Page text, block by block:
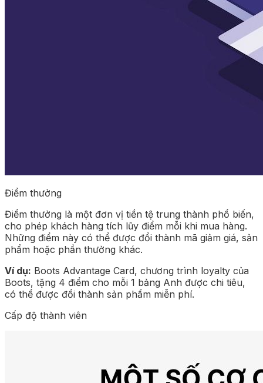
Điểm thưởng
Điểm thưởng là một đơn vị tiền tệ trung thành phổ biến,
cho phép khách hàng tích lũy điểm mỗi khi mua hàng.
Những điểm này có thể được đổi thành mã giảm giá, sản
phẩm hoặc phần thưởng khác.
Ví dụ: Boots Advantage Card, chương trình loyalty của
Boots, tặng 4 điểm cho mỗi 1 bảng Anh được chi tiêu,
có thể được đổi thành sản phẩm miễn phí.
Cấp độ thành viên